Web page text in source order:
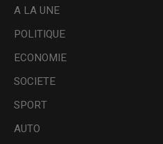
A LA UNE
POLITIQUE
ECONOMIE
SOCIETE
SPORT
AUTO